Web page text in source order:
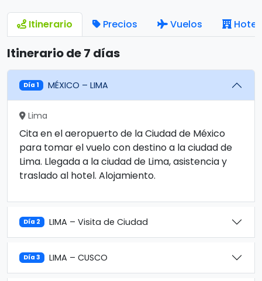
Itinerario Precios Vuelos
Itinerario de 7 días
Día 1 MÉXICO – LIMA
Lima
Cita en el aeropuerto de la Ciudad de México
para tomar el vuelo con destino a la ciudad de
Lima. Llegada a la ciudad de Lima, asistencia y
traslado al hotel. Alojamiento.
Día 2 LIMA – Visita de Ciudad
Día 3 LIMA – CUSCO